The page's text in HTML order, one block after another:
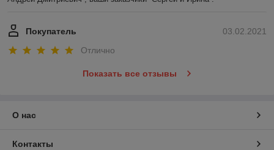
03.02.2021
Покупатель
Отлично
Показать все отзывы
О нас
Контакты